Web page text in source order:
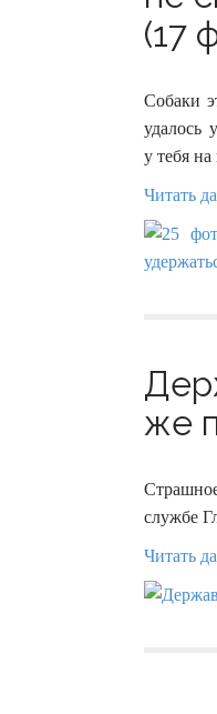
(17
Собаки
удалось
у тебя на
Читать
же
службе
Читать